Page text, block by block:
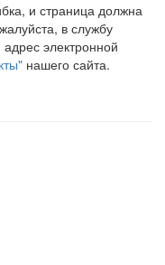
и страница должна
в службу
электронной
нашего сайта.